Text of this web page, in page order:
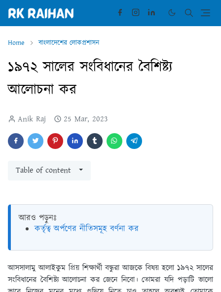
Home বাংলাদেশের লোকপ্রশাসন
১৯৭২ সালের সংবিধানের বৈশিষ্ট্য
আলোচনা কর
Anik Raj 25 Mar, 2023
Table of content
আরও পড়ুনঃ
কর্তৃত্ব অর্পণের নীতিসমূহ বর্ণনা কর
আসসালামু আলাইকুম প্রিয় শিক্ষার্থী বন্ধুরা আজকে বিষয় হলো ১৯৭২ সালের
সংবিধানের বৈশিষ্ট্য আলোচনা কর জেনে নিবো। তোমরা যদি পড়াটি ভালো